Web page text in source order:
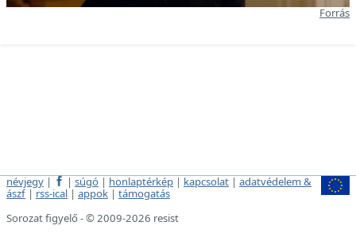
Forrás
névjegy | | súgó | honlaptérkép | kapcsolat | adatvédelem &
ászf | rss-ical | appok | támogatás
Sorozat figyelő - © 2009-2026 resist